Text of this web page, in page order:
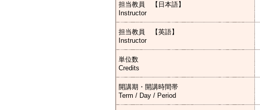
担当教員 【日本語】
Instructor
担当教員 【英語】
Instructor
単位数
Credits
開講期・開講時間帯
Term / Day / Period